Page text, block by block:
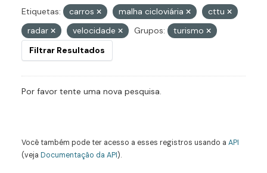
Etiquetas: carros malha cicloviária
cttu
radar
velocidade Grupos:
turismo
Filtrar Resultados
Por favor tente uma nova pesquisa.
Você também pode ter acesso a esses registros usando a API
(veja Documentação da API).